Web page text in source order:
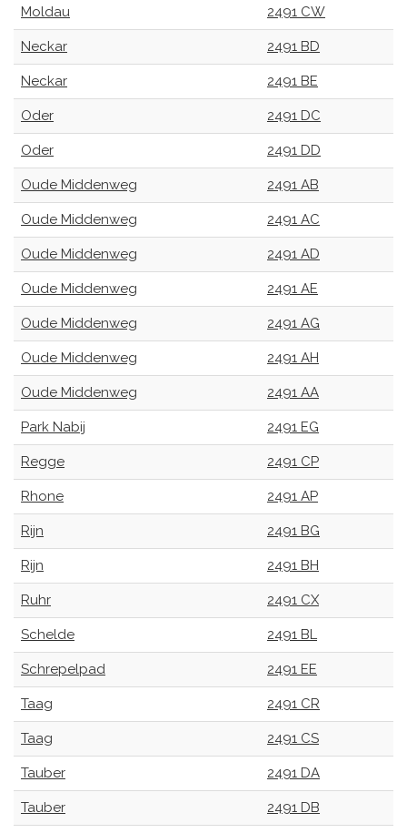
Moldau 2491 CW
Neckar 2491 BD
Neckar 2491 BE
Oder 2491 DC
Oder 2491 DD
Oude Middenweg 2491 AB
Oude Middenweg 2491 AC
Oude Middenweg 2491 AD
Oude Middenweg 2491 AE
Oude Middenweg 2491 AG
Oude Middenweg 2491 AH
Oude Middenweg 2491 AA
Park Nabij 2491 EG
Regge 2491 CP
Rhone 2491 AP
Rijn 2491 BG
Rijn 2491 BH
Ruhr 2491 CX
Schelde 2491 BL
Schrepelpad 2491 EE
Taag 2491 CR
Taag 2491 CS
Tauber 2491 DA
Tauber 2491 DB